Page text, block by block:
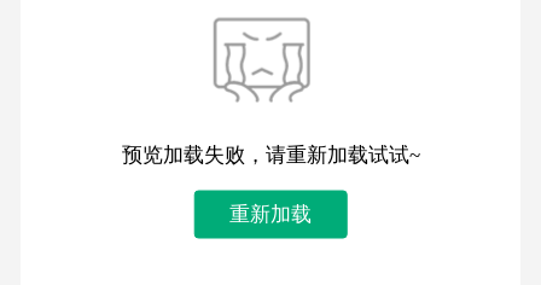
预览加载失败，请重新加载试试~
重新加载